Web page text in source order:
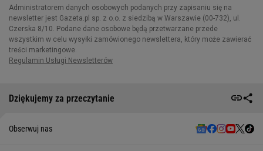
Dziękujemy za przeczytanie
Obserwuj nas